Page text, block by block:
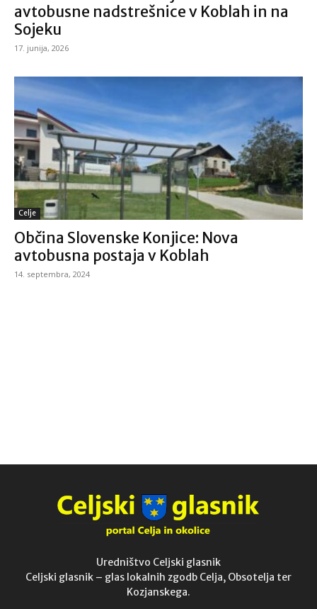
avtobusne nadstrešnice v Koblah in na
Sojeku
17. junija, 2026
Celje
Občina Slovenske Konjice: Nova
avtobusna postaja v Koblah
14. septembra, 2024
Uredništvo Celjski glasnik
Celjski glasnik – glas lokalnih zgodb Celja, Obsotelja ter
Kozjanskega.